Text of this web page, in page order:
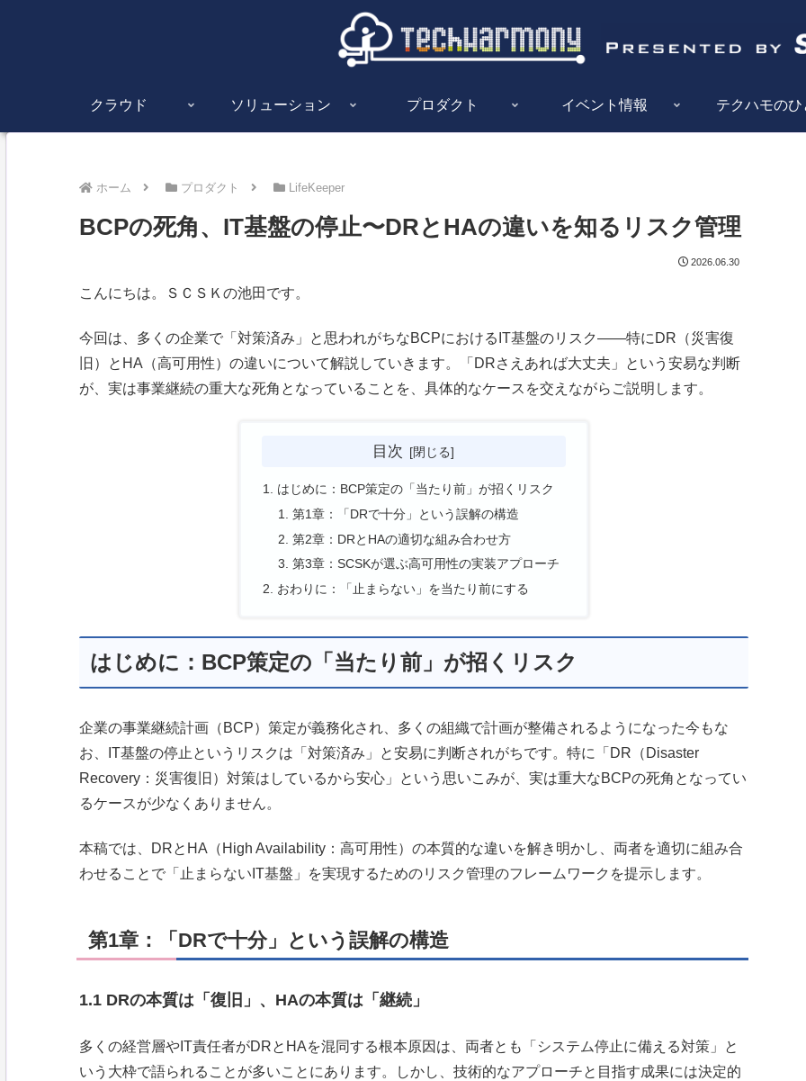
クラウド ソリューション プロダクト イベント情報 テクハモのひ
ホーム プロダクト LifeKeeper
BCPの死角、IT基盤の停止〜DRとHAの違いを知るリスク管理
2026.06.30
こんにちは。ＳＣＳＫの池田です。
今回は、多くの企業で「対策済み」と思われがちなBCPにおけるIT基盤のリスク——特にDR（災害復
旧）とHA（高可用性）の違いについて解説していきます。「DRさえあれば大丈夫」という安易な判断
が、実は事業継続の重大な死角となっていることを、具体的なケースを交えながらご説明します。
目次
はじめに：BCP策定の「当たり前」が招くリスク
第1章：「DRで十分」という誤解の構造
第2章：DRとHAの適切な組み合わせ方
第3章：SCSKが選ぶ高可用性の実装アプローチ
おわりに：「止まらない」を当たり前にする
はじめに：BCP策定の「当たり前」が招くリスク
企業の事業継続計画（BCP）策定が義務化され、多くの組織で計画が整備されるようになった今もな
お、IT基盤の停止というリスクは「対策済み」と安易に判断されがちです。特に「DR（Disaster
Recovery：災害復旧）対策はしているから安心」という思いこみが、実は重大なBCPの死角となってい
るケースが少なくありません。
本稿では、DRとHA（High Availability：高可用性）の本質的な違いを解き明かし、両者を適切に組み合
わせることで「止まらないIT基盤」を実現するためのリスク管理のフレームワークを提示します。
第1章：「DRで十分」という誤解の構造
1.1 DRの本質は「復旧」、HAの本質は「継続」
多くの経営層やIT責任者がDRとHAを混同する根本原因は、両者とも「システム停止に備える対策」と
いう大枠で語られることが多いことにあります。しかし、技術的なアプローチと目指す成果には決定的